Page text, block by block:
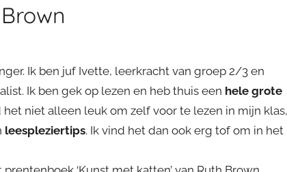
Ik ben juf Ivette, leerkracht van groep 2/3 en
Ik ben gek op lezen en heb thuis een hele grote
het niet alleen leuk om zelf voor te lezen in mijn klas,
leespleziertips. Ik vind het dan ook erg tof om in het